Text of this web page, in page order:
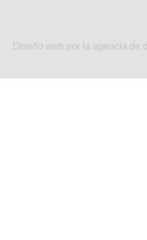
Diseño web por la agencia de